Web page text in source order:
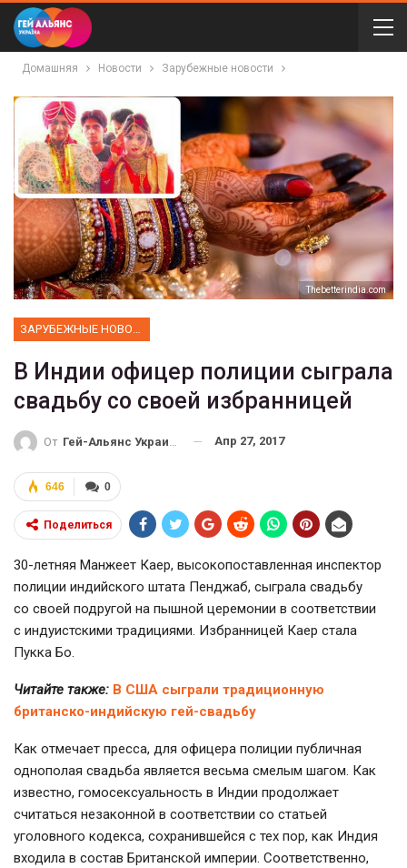
Домашняя Новости Зарубежные новости
Тhebetterindia.com
ЗАРУБЕЖНЫЕ НОВОСТИ
В Индии офицер полиции сыграла
свадьбу со своей избранницей
От Гей-Альянс Украина Апр 27, 2017
0
646
Поделиться
30-летняя Манжеет Каер, высокопоставленная инспектор
полиции индийского штата Пенджаб, сыграла свадьбу
со своей подругой на пышной церемонии в соответствии
с индуистскими традициями. Избранницей Каер стала
Пукка Бо.
Читайте также: В США сыграли традиционную
британско-индийскую гей-свадьбу
Как отмечает пресса, для офицера полиции публичная
однополая свадьба является весьма смелым шагом. Как
известно, гомосексуальность в Индии продолжает
считаться незаконной в соответствии со статьей
уголовного кодекса, сохранившейся с тех пор, как Индия
входила в состав Британской империи. Соответственно,